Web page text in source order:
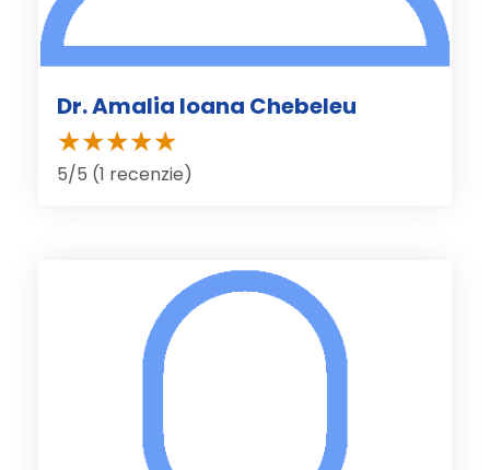
Dr. Amalia Ioana Chebeleu
5/5 (1 recenzie)